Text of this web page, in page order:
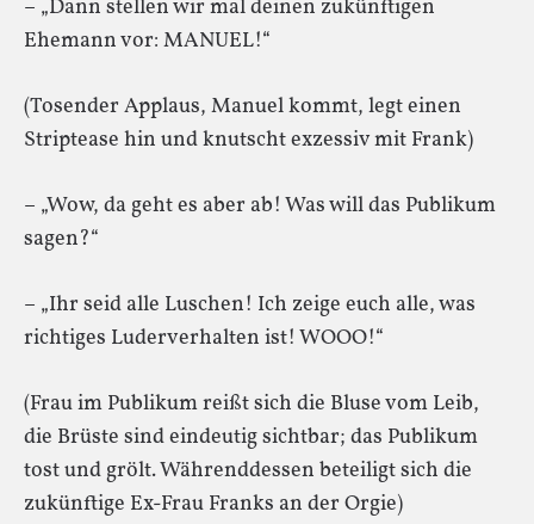
– „Dann stellen wir mal deinen zukünftigen
Ehemann vor: MANUEL!“
(Tosender Applaus, Manuel kommt, legt einen
Striptease hin und knutscht exzessiv mit Frank)
– „Wow, da geht es aber ab! Was will das Publikum
sagen?“
– „Ihr seid alle Luschen! Ich zeige euch alle, was
richtiges Luderverhalten ist! WOOO!“
(Frau im Publikum reißt sich die Bluse vom Leib,
die Brüste sind eindeutig sichtbar; das Publikum
tost und grölt. Währenddessen beteiligt sich die
zukünftige Ex-Frau Franks an der Orgie)